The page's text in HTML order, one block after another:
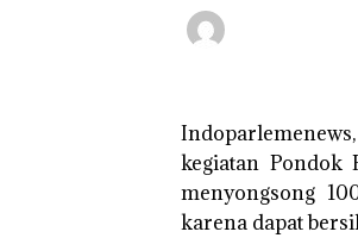
kegiatan Pondok
menyongsong
karena dapat